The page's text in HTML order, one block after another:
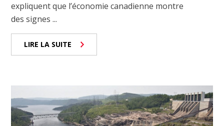
expliquent que l’économie canadienne montre
des signes ...
LIRE LA SUITE